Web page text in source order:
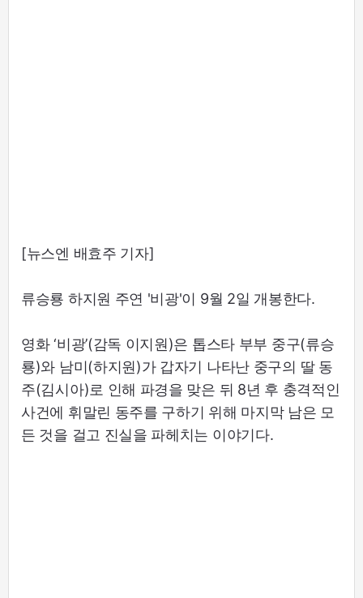
[뉴스엔 배효주 기자]
류승룡 하지원 주연 '비광'이 9월 2일 개봉한다.
영화 ‘비광’(감독 이지원)은 톱스타 부부 중구(류승
룡)와 남미(하지원)가 갑자기 나타난 중구의 딸 동
주(김시아)로 인해 파경을 맞은 뒤 8년 후 충격적인
사건에 휘말린 동주를 구하기 위해 마지막 남은 모
든 것을 걸고 진실을 파헤치는 이야기다.